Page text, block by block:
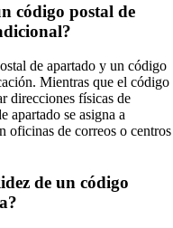
código postal de
de apartado y un código
Mientras que el código
direcciones físicas de
apartado se asigna a
oficinas de correos o centros
de un código